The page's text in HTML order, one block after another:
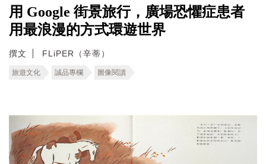
用 Google 街景旅行，廣場恐懼症患者
用最浪漫的方式環遊世界
撰文 FLiPER（辛蒂）
旅遊文化 誠品專欄 圖像閱讀